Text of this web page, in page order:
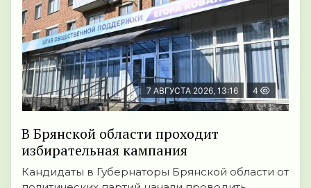
7 АВГУСТА 2026, 13:16 4
В Брянской области проходит
избирательная кампания
Кандидаты в Губернаторы Брянской области от